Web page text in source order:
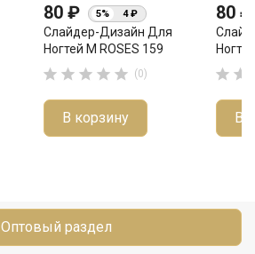
80 ₽ 5% 4 ₽
Слайдер-Дизайн Для
Ногтей М ROSES 159
     (0)
В корзину
80
 
В
Оптовый раздел